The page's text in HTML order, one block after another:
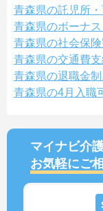
青森県の託児所
青森県のボーナ
青森県の社会保
青森県の交通費
青森県の退職金
青森県の4月入職
マイナビ介
お気軽にご